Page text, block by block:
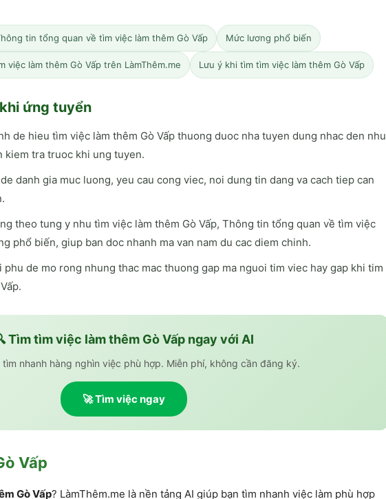
tin tổng quan về tìm việc làm thêm Gò Vấp Mức lương phổ biến
việc làm thêm Gò Vấp trên LàmThêm.me Lưu ý khi tìm tìm việc làm thêm Gò Vấp
ứng tuyển
de hieu tìm việc làm thêm Gò Vấp thuong duoc nha tuyen dung nhac den nhu
kiem tra truoc khi ung tuyen.
danh gia muc luong, yeu cau cong viec, noi dung tin dang va cach tiep can
theo tung y nhu tìm việc làm thêm Gò Vấp, Thông tin tổng quan về tìm việc
phổ biến, giup ban doc nhanh ma van nam du cac diem chinh.
phu de mo rong nhung thac mac thuong gap ma nguoi tim viec hay gap khi tim
Tìmtìm việc làm thêm Gò Vấp ngay với AI
tìm nhanh hàng nghìn việc phù hợp. Miễn phí, không cần đăng ký.
🚀 Tìm việc ngay
Vấp
Gò Vấp? LàmThêm.me là nền tảng AI giúp bạn tìm nhanh việc làm phù hợp